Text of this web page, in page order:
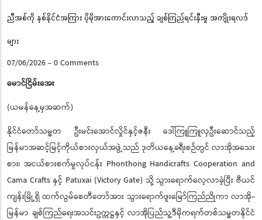
ညီအစ်ကို နှစ်နိုင်ငံအကြား ပိုမိုအားကောင်းလာသည့် ချစ်ကြည်ရင်းနှီးမှု အကျိုးရလဒ်
များ
07/06/2026-0 Comments
မောင်ငြိမ်းအေး
(ယမန်နေ့မှအဆက်)
နိုင်ငံတော်သမ္မတ ဦးမင်းအောင်လှိုင်နှင့်ဇနီး ဒေါ်ကြူကြူလှဦးဆောင်သည့်
မြန်မာအဆင့်မြင့်ကိုယ်စားလှယ်အဖွဲ့သည် ဒုတိယနေ့ခရီးစဉ်တွင် လာအိုအသေး
စား၊ အငယ်စားစက်မှုလုပ်ငန်း Phonthong Handicrafts Cooperation and
Cama Crafts နှင့် Patuxai (Victory Gate) သို့ သွားရောက်လေ့လာခဲ့ပြီး ဗီယင်
ကျန်းမြို့ရှိ ထက်လွမ်စေတီတော်အား သွားရောက်ဖူးမြော်ကြည်ညိုကာ လာအို-
မြန်မာ ချစ်ကြည်ရေးအသင်းဥက္ကဋ္ဌနှင့် လာအိုပြည်သူ့ဒီမိုကရက်တစ်သမ္မတနိုင်ငံ